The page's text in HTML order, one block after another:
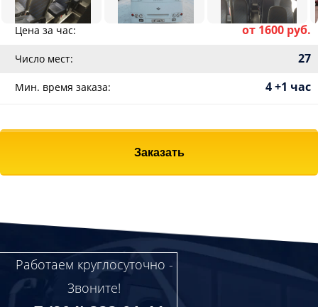
Цена за час: от 1600 руб.
Число мест: 27
Мин. время заказа: 4 +1 час
Заказать
Работаем круглосуточно -
Звоните!